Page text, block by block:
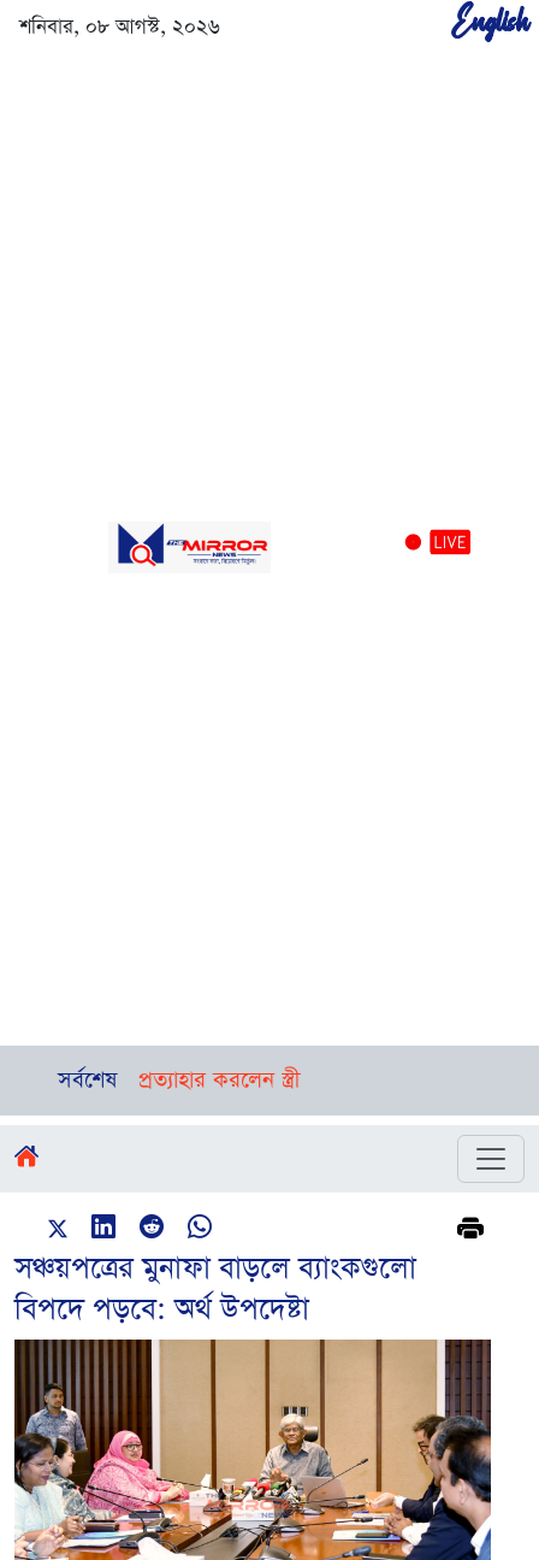
শনিবার, ০৮ আগস্ট, ২০২৬ English
সর্বশেষ
প্রত্যাহার করলেন স্ত্রী
সঞ্চয়পত্রের মুনাফা বাড়লে ব্যাংকগুলো
বিপদে পড়বে: অর্থ উপদেষ্টা